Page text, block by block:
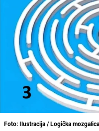
Foto: Ilustracija / Logička mozgalica